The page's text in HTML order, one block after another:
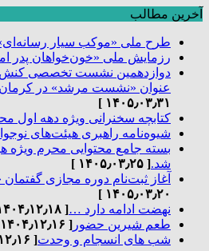
آخرین مطالب
طرح ملی «موکب سیار
رزمایش ملی «خون‌خواهان پدر
دوازدهمین نشست تخصصی
عنوان «نشست مرشد» در
۱۴۰۵٫۰۳٫۳۱ ]
کتابچه سخنرانی ویژه دهه اول
شیوه‌نامه راهبری هیئت‌های
بسته جامع محتوایی محرم ویژه
شد.[ ۱۴۰۵٫۰۳٫۲۵ ]
آغاز ثبت‌نام دوره مجازی
۱۴۰۵٫۰۳٫۲۰ ]
نهضت ادامه دارد …[ ۱۴۰۴٫۱۲٫۱۸ ]
طعم شیرین حضور [ ۱۴۰۴٫۱۲٫۱۶ ]
شب های انسجام و وحدت[ ۱۴۰۴٫۱۲٫۱۶ ]